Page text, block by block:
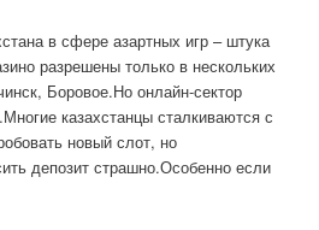
в сфере азартных игр – штука
разрешены только в нескольких
Боровое.Но онлайн-сектор
казахстанцы сталкиваются с
новый слот, но
депозит страшно.Особенно если